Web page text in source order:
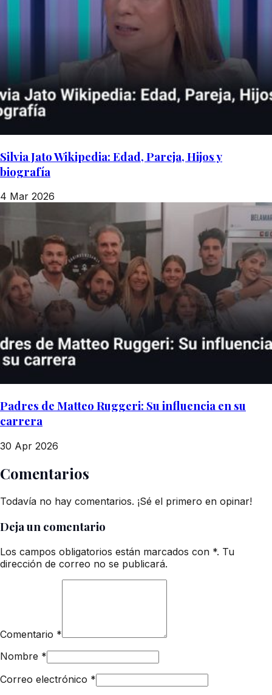
Silvia Jato Wikipedia: Edad, Pareja, Hijos y
biografía
4 Mar 2026
Padres de Matteo Ruggeri: Su influencia en su
carrera
30 Apr 2026
Comentarios
Todavía no hay comentarios. ¡Sé el primero en opinar!
Deja un comentario
Los campos obligatorios están marcados con *. Tu
dirección de correo no se publicará.
Comentario *
Nombre *
Correo electrónico *